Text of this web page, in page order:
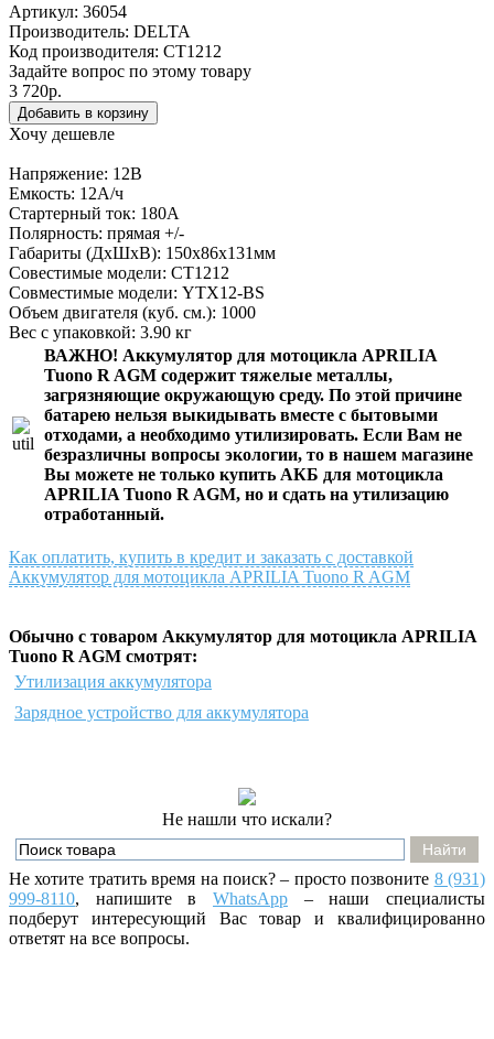
Артикул: 36054
Производитель: DELTA
Код производителя: CT1212
Задайте вопрос по этому товару
3 720р.
Хочу дешевле
Напряжение: 12В
Емкость: 12А/ч
Стартерный ток: 180А
Полярность: прямая +/-
Габариты (ДхШхВ): 150x86x131мм
Совестимые модели: CT1212
Совместимые модели: YTX12-BS
Объем двигателя (куб. см.): 1000
Вес с упаковкой: 3.90 кг
ВАЖНО! Аккумулятор для мотоцикла APRILIA
Tuono R AGM содержит тяжелые металлы,
загрязняющие окружающую среду. По этой причине
батарею нельзя выкидывать вместе с бытовыми
отходами, а необходимо утилизировать. Если Вам не
безразличны вопросы экологии, то в нашем магазине
Вы можете не только купить АКБ для мотоцикла
APRILIA Tuono R AGM, но и сдать на утилизацию
отработанный.
Как оплатить, купить в кредит и заказать с доставкой
Аккумулятор для мотоцикла APRILIA Tuono R AGM
Обычно с товаром Аккумулятор для мотоцикла APRILIA
Tuono R AGM смотрят:
Утилизация аккумулятора
Зарядное устройство для аккумулятора
Не нашли что искали?
Не хотите тратить время на поиск? – просто позвоните 8 (931)
999-8110, напишитевWhatsApp – наши специалисты
подберут интересующий Вас товар и квалифицированно
ответят на все вопросы.